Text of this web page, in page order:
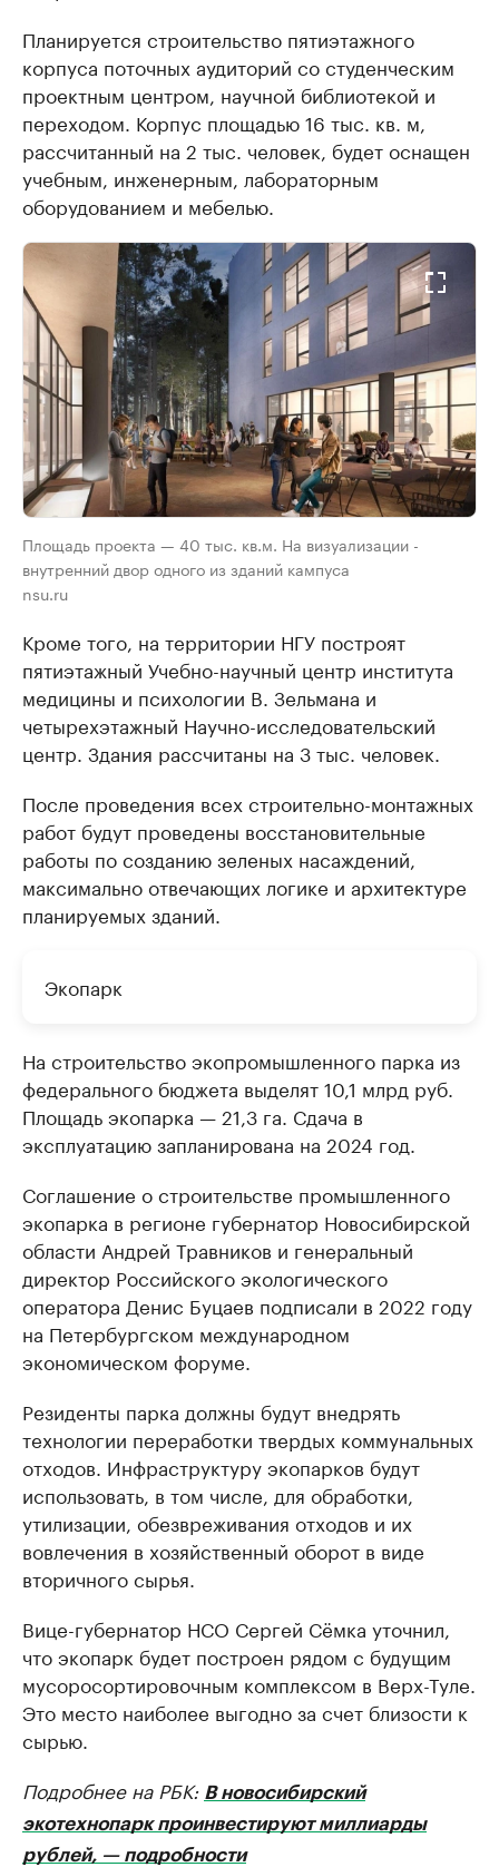
Планируется строительство пятиэтажного
корпуса поточных аудиторий со студенческим
проектным центром, научной библиотекой и
переходом. Корпус площадью 16 тыс. кв. м,
рассчитанный на 2 тыс. человек, будет оснащен
учебным, инженерным, лабораторным
оборудованием и мебелью.
Площадь проекта — 40 тыс. кв.м. На визуализации -
внутренний двор одного из зданий кампуса
nsu.ru
Кроме того, на территории НГУ построят
пятиэтажный Учебно-научный центр института
медицины и психологии В. Зельмана и
четырехэтажный Научно-исследовательский
центр. Здания рассчитаны на 3 тыс. человек.
После проведения всех строительно-монтажных
работ будут проведены восстановительные
работы по созданию зеленых насаждений,
максимально отвечающих логике и архитектуре
планируемых зданий.
Экопарк
На строительство экопромышленного парка из
федерального бюджета выделят 10,1 млрд руб.
Площадь экопарка — 21,3 га. Сдача в
эксплуатацию запланирована на 2024 год.
Соглашение о строительстве промышленного
экопарка в регионе губернатор Новосибирской
области Андрей Травников и генеральный
директор Российского экологического
оператора Денис Буцаев подписали в 2022 году
на Петербургском международном
экономическом форуме.
Резиденты парка должны будут внедрять
технологии переработки твердых коммунальных
отходов. Инфраструктуру экопарков будут
использовать, в том числе, для обработки,
утилизации, обезвреживания отходов и их
вовлечения в хозяйственный оборот в виде
вторичного сырья.
Вице-губернатор НСО Сергей Сёмка уточнил,
что экопарк будет построен рядом с будущим
мусоросортировочным комплексом в Верх-Туле.
Это место наиболее выгодно за счет близости к
сырью.
Подробнее на РБК: В новосибирский
экотехнопарк проинвестируют миллиарды
рублей, — подробности